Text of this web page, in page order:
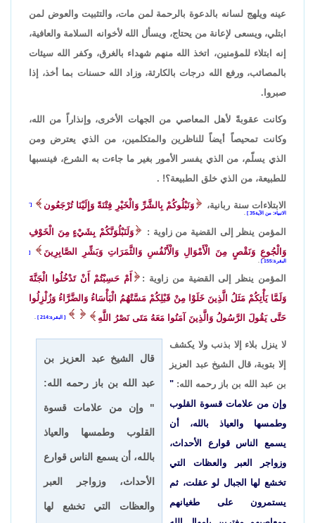
عينه ويلهج لسانه بالدعوة بالرحمة لمن مات، والتثبيت والعوض لمن
ابتلي، ويسعى لإعانة من يحتاج، ويسأل الله لأخوانه السلامة والعافية،
إنه ابتلاء للمؤمنين، اتخذ الله منهم شهداء بالغرق، وكفر الله سيئات
بالمصائب، ورفع الله درجات بالكارثة، وزاد الله حسنات بما أخذ، إذا
صبروا.
وكانت عقوبةً لأهل المعاصي من الجهات الأخرى، وإنذاراً من الله،
وكانت تمحيصاً أيضاً للناظرين والمتكلمين، من الذي يعترض ومن
الذي يسلّم، من الذي يفسر الأمور بغير ما جاءت به الشرع، فينسبها
للطبيعة، من الذي خلق الطبيعة؟! .
الابتلاءات سنة ربانية، وَنَبْلُوكُمْ بِالشَّرِّ وَالْخَيْرِ فِتْنَةً وَإِلَيْنَا تُرْجَعُون
الانبياء: من الآية35
.
المؤمن ينظر إلى القضية من زاوية :
وَلَنَبْلُوَنَّكُمْ بِشَيْءٍ مِنَ الْخَوْفِ
وَالْجُوعِ وَنَقْصٍ مِنَ الْأَمْوَالِ وَالْأَنْفُسِ وَالثَّمَرَاتِ وَبَشِّرِ الصَّابِرِينَ
البقرة:155
المؤمن ينظر إلى القضية من زاوية :
أَمْ حَسِبْتُمْ أَنْ تَدْخُلُوا الْجَنَّةَ
وَلَمَّا يَأْتِكُمْ مَثَلُ الَّذِينَ خَلَوْا مِنْ قَبْلِكُمْ مَسَّتْهُمُ الْبَأْسَاءُ وَالضَّرَّاءُ وَزُلْزِلُوا
حَتَّى يَقُولَ الرَّسُولُ وَالَّذِينَ آمَنُوا مَعَهُ مَتَى نَصْرُ اللَّهِ
البقرة:214 .
قال الشيخ عبد العزيز بن
عبد الله بن باز رحمه الله:
" وإن من علامات قسوة
القلوب وطمسها والعياذ
بالله، أن يسمع الناس قوارع
الأحداث، وزواجر العبر
والعظات التي تخشع لها
لا ينزل بلاء إلا بذنب ولا يكشف
إلا بتوبة، قال الشيخ عبد العزيز
بن عبد الله بن باز رحمه الله: "
وإن من علامات قسوة القلوب
وطمسها والعياذ بالله، أن
يسمع الناس قوارع الأحداث،
وزواجر العبر والعظات التي
تخشع لها الجبال لو عقلت، ثم
يستمرون على طغيانهم